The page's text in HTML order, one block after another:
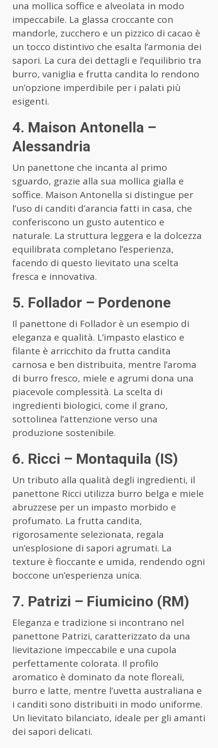
una mollica soffice e alveolata in modo
impeccabile. La glassa croccante con
mandorle, zucchero e un pizzico di cacao è
un tocco distintivo che esalta l’armonia dei
sapori. La cura dei dettagli e l’equilibrio tra
burro, vaniglia e frutta candita lo rendono
un’opzione imperdibile per i palati più
esigenti.
4. Maison Antonella –
Alessandria
Un panettone che incanta al primo
sguardo, grazie alla sua mollica gialla e
soffice. Maison Antonella si distingue per
l’uso di canditi d’arancia fatti in casa, che
conferiscono un gusto autentico e
naturale. La struttura leggera e la dolcezza
equilibrata completano l’esperienza,
facendo di questo lievitato una scelta
fresca e innovativa.
5. Follador – Pordenone
Il panettone di Follador è un esempio di
eleganza e qualità. L’impasto elastico e
filante è arricchito da frutta candita
carnosa e ben distribuita, mentre l’aroma
di burro fresco, miele e agrumi dona una
piacevole complessità. La scelta di
ingredienti biologici, come il grano,
sottolinea l’attenzione verso una
produzione sostenibile.
6. Ricci – Montaquila (IS)
Un tributo alla qualità degli ingredienti, il
panettone Ricci utilizza burro belga e miele
abruzzese per un impasto morbido e
profumato. La frutta candita,
rigorosamente selezionata, regala
un’esplosione di sapori agrumati. La
texture è fioccante e umida, rendendo ogni
boccone un’esperienza unica.
7. Patrizi – Fiumicino (RM)
Eleganza e tradizione si incontrano nel
panettone Patrizi, caratterizzato da una
lievitazione impeccabile e una cupola
perfettamente colorata. Il profilo
aromatico è dominato da note floreali,
burro e latte, mentre l’uvetta australiana e
i canditi sono distribuiti in modo uniforme.
Un lievitato bilanciato, ideale per gli amanti
dei sapori delicati.